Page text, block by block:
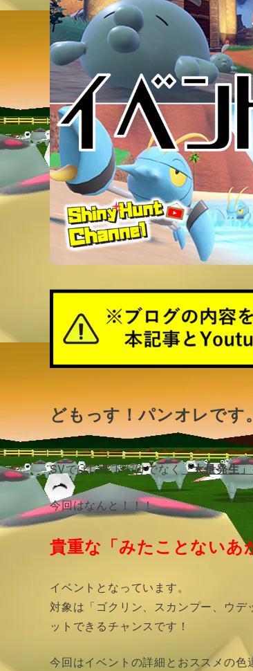
どもっす！パンオレで
SVではレイドだけでなく「大量発生
今回はなんと！！！
貴重な「みたことないあ
イベントとなっています。
対象は「ゴクリン、スカンプー、ウ
ットできるチャンスです！
今回はイベントの詳細とおススメの色